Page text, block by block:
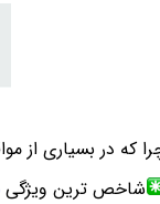
که در بسیاری از
شاخص ترین ویژگی